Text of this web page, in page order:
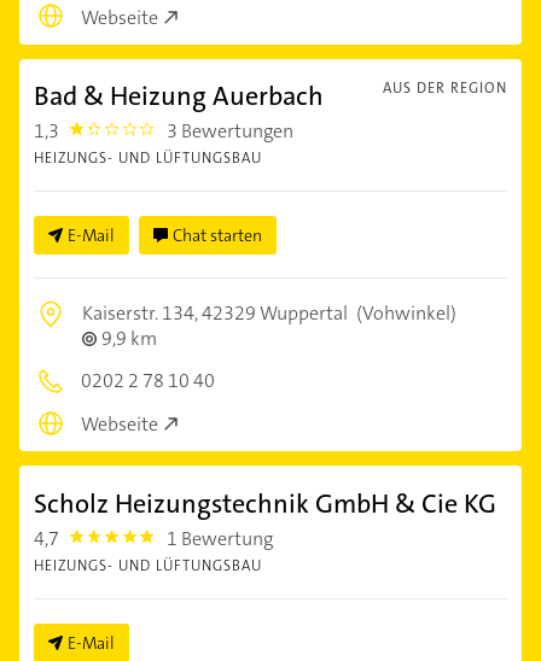
Webseite
AUS DER REGION
Bad & Heizung Auerbach
1,3 1.3000001 3 Bewertungen
HEIZUNGS- UND LÜFTUNGSBAU
E-Mail Chat starten
Kaiserstr. 134,42329 Wuppertal (Vohwinkel)
9,9 km
0202 2 78 10 40
Webseite
Scholz Heizungstechnik GmbH & Cie KG
4,7 4.7000003 1 Bewertung
HEIZUNGS- UND LÜFTUNGSBAU
E-Mail